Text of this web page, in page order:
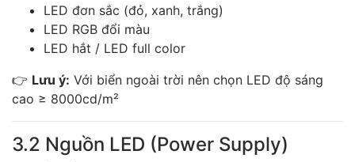
LED đơn sắc (đỏ, xanh, trắng)
LED RGB đổi màu
LED hắt / LED full color
👉 Lưu ý: Với biển ngoài trời nên chọn LED độ sáng
cao ≥ 8000cd/m²
3.2 Nguồn LED (Power Supply)